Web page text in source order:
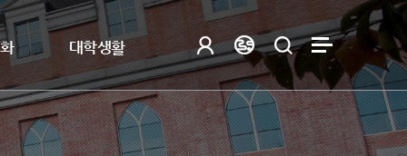
대학생활